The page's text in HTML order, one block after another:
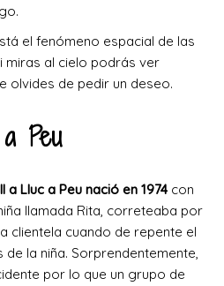
el fenómeno espacial de las
miras al cielo podrás ver
olvides de pedir un deseo.
Peu
Lluc a Peu nació en 1974con
llamada Rita, correteaba por
clientela cuando de repente el
la niña. Sorprendentemente,
por lo que un grupo de